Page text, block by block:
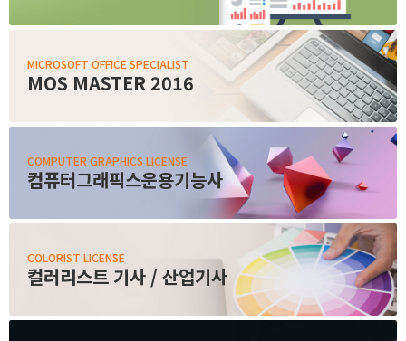
커뮤니티
취업지원센터
아카데미소개
MICROSOFT OFFICE SPECIALIST
MOS MASTER 2016
COMPUTER GRAPHICS LICENSE
컴퓨터그래픽스운용기능사
COLORIST LICENSE
컬러리스트 기사 / 산업기사